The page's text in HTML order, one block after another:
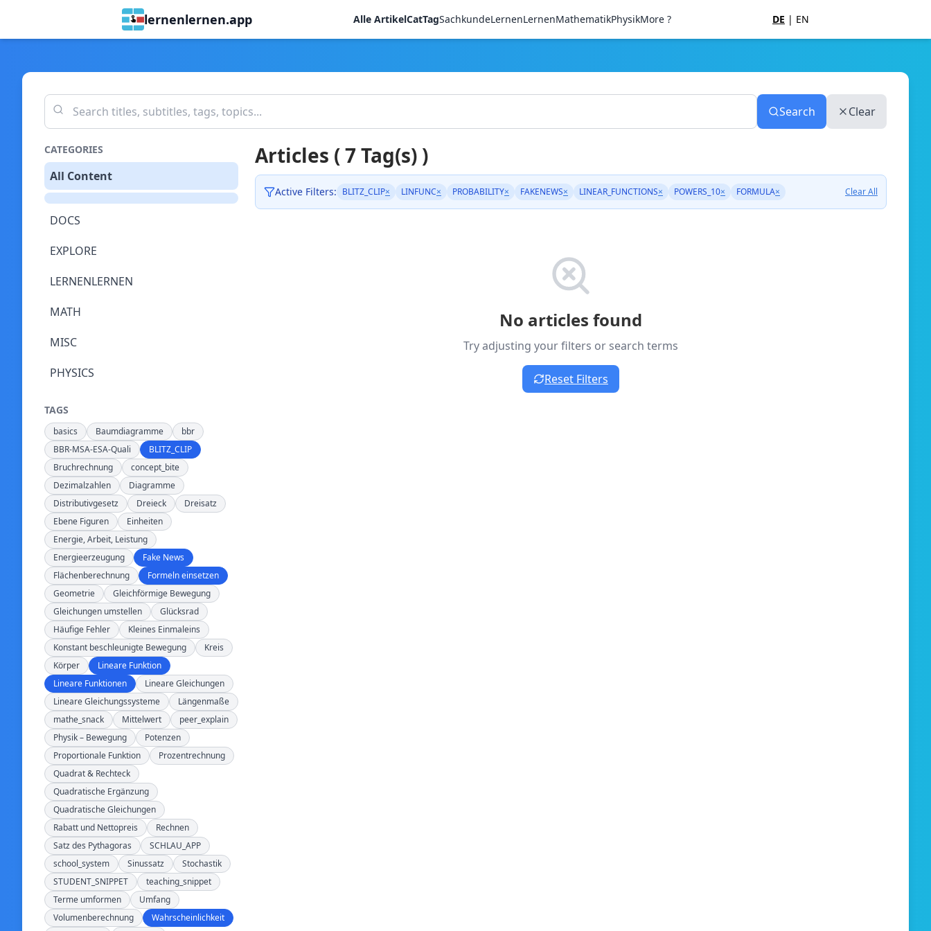
lernenlernen.app Alle ArtikelCatTagSachkundeLernenLernenMathematikPhysikMore ? DE | EN
Search Clear
CATEGORIES
All Content
DOCS
EXPLORE
LERNENLERNEN
MATH
MISC
PHYSICS
TAGS
basics Baumdiagramme
bbr
BBR-MSA-ESA-Quali
BLITZ_CLIP
Bruchrechnung
concept_bite
Dezimalzahlen
Diagramme
Distributivgesetz
Dreieck
Dreisatz
Ebene Figuren
Einheiten
Energie, Arbeit, Leistung
Energieerzeugung
Fake News
Flächenberechnung
Formeln einsetzen
Geometrie
Gleichförmige Bewegung
Gleichungen umstellen
Glücksrad
Häufige Fehler
Kleines Einmaleins
Konstant beschleunigte Bewegung
Kreis
Körper
Lineare Funktion
Lineare Funktionen
Lineare Gleichungen
Lineare Gleichungssysteme
Längenmaße
mathe_snack
Mittelwert
peer_explain
Physik – Bewegung
Potenzen
Proportionale Funktion
Prozentrechnung
Quadrat & Rechteck
Quadratische Ergänzung
Quadratische Gleichungen
Rabatt und Nettopreis
Rechnen
Satz des Pythagoras
SCHLAU_APP
school_system
Sinussatz
Stochastik
STUDENT_SNIPPET
teaching_snippet
Terme umformen
Umfang
Volumenberechnung
Wahrscheinlichkeit
Articles ( 7 Tag(s) )
Active Filters: BLITZ_CLIP× LINFUNC× PROBABILITY× FAKENEWS× LINEAR_FUNCTIONS× POWERS_10× FORMULA× Clear All
No articles found
Try adjusting your filters or search terms
Reset Filters